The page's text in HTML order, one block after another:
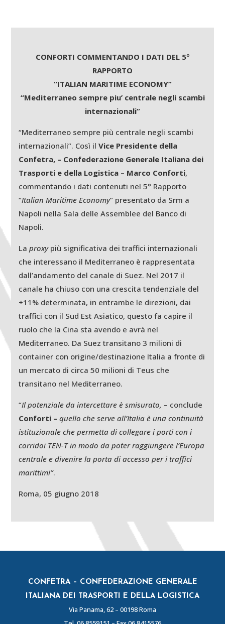
CONFORTI COMMENTANDO I DATI DEL 5°
RAPPORTO
“ITALIAN MARITIME ECONOMY”
“Mediterraneo sempre piu’ centrale negli scambi
internazionali”
“Mediterraneo sempre più centrale negli scambi
internazionali”. Così ilVice Presidente della
Confetra, – Confederazione Generale Italiana dei
Trasporti e della Logistica – Marco Conforti,
commentando i dati contenuti nel 5° Rapporto
“Italian Maritime Economy” presentato da Srm a
Napoli nella Sala delle Assemblee del Banco di
Napoli.
Laproxy più significativa dei traffici internazionali
che interessano il Mediterraneo è rappresentata
dall’andamento del canale di Suez. Nel 2017 il
canale ha chiuso con una crescita tendenziale del
+11% determinata, in entrambe le direzioni, dai
traffici con il Sud Est Asiatico, questo fa capire il
ruolo che la Cina sta avendo e avrà nel
Mediterraneo. Da Suez transitano 3 milioni di
container con origine/destinazione Italia a fronte di
un mercato di circa 50 milioni di Teus che
transitano nel Mediterraneo.
“Il potenziale da intercettare è smisurato, – conclude
Conforti – quello che serve all’Italia è una continuità
istituzionale che permetta di collegare i porti con i
corridoi TEN-T in modo da poter raggiungere l’Europa
centrale e divenire la porta di accesso per i traffici
marittimi”.
Roma, 05 giugno 2018
CONFETRA – CONFEDERAZIONE GENERALE
ITALIANA DEI TRASPORTI E DELLA LOGISTICA
Via Panama, 62 – 00198 Roma